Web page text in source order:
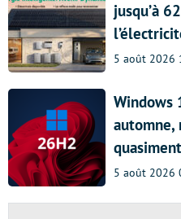
jusqu’à
5 août 2026
Windows
automne,
5 août 2026